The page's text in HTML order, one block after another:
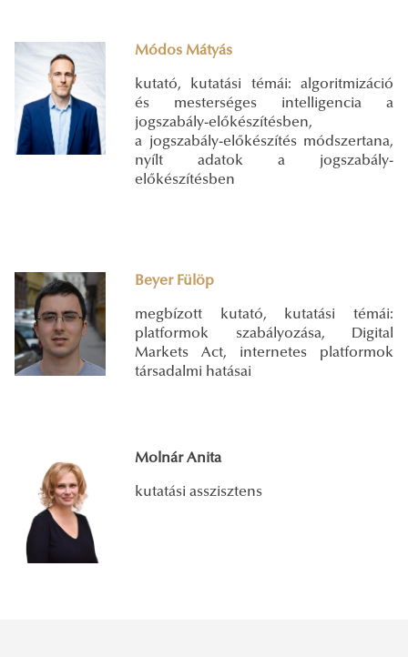
Módos Mátyás
kutató, kutatási témái: algoritmizáció
és mesterséges intelligencia a
jogszabály-előkészítésben,
a jogszabály-előkészítés módszertana,
nyílt adatok a jogszabály-
előkészítésben
Beyer Fülöp
megbízott kutató, kutatási témái:
platformok szabályozása, Digital
Markets Act, internetes platformok
társadalmi hatásai
Molnár Anita
kutatási asszisztens